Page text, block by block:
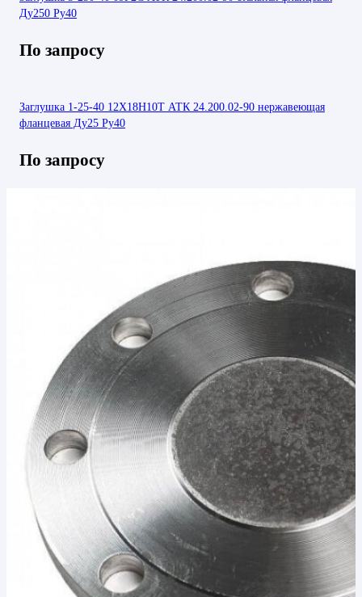
Ду250 Ру40
По запросу
Заглушка 1-25-40 12Х18Н10Т АТК 24.200.02-90 нержавеющая
фланцевая Ду25 Ру40
По запросу